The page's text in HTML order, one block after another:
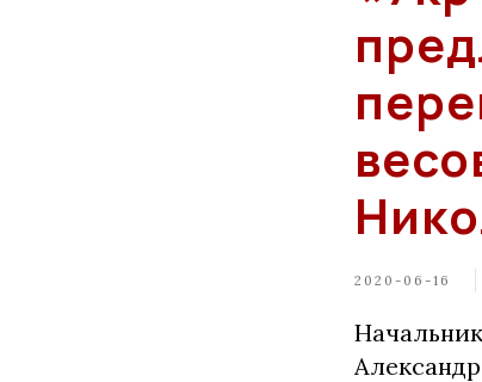
2020-06-16